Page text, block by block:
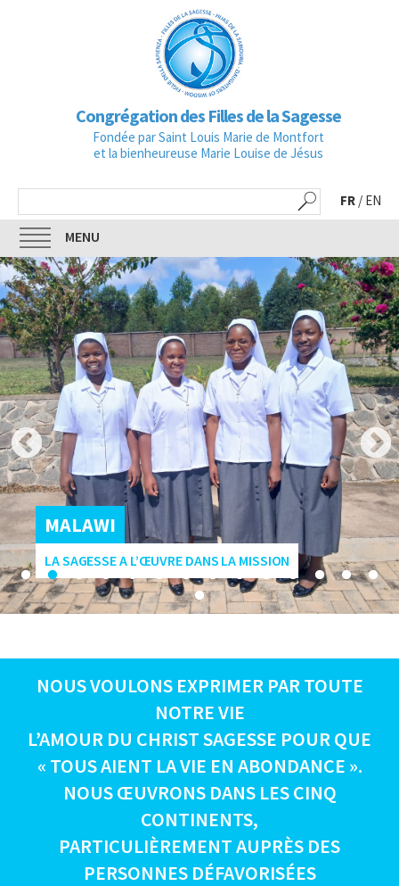
Congrégation des Filles de la Sagesse
Fondée par Saint Louis Marie de Montfort
et la bienheureuse Marie Louise de Jésus
FR / EN
MENU
MALAWI
LA SAGESSE A L’ŒUVRE DANS LA MISSION
NOUS VOULONS EXPRIMER PAR TOUTE
NOTRE VIE
L’AMOUR DU CHRIST SAGESSE POUR QUE
« TOUS AIENT LA VIE EN ABONDANCE ».
NOUS ŒUVRONS DANS LES CINQ
CONTINENTS,
PARTICULIÈREMENT AUPRÈS DES
PERSONNES DÉFAVORISÉES